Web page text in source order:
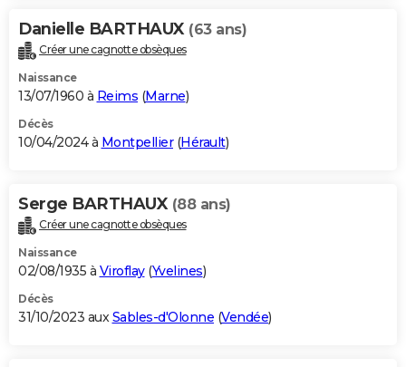
Carte de Noël
Carte Bonne année
Carte Saint-Valentin
Carte Pâques
Carte d'anniversaire
DICTIONNAIRE
Dictionnaire
Biographies
Citations
Expressions
Proverbes
PROGRAMME TV
S'inscrire
Se connecter
Lycées
Collèges
Primaires
Universités
Entreprises
Service militaire
Avis de recherche
AVIS DE DÉCÈS
Bricolage
Lifestyle
Culture
Sport
Auto
Television
Voyage
Cinema
Danielle BARTHAUX (63 ans)
Créer une cagnotte obsèques
Naissance
13/07/1960 à Reims (Marne)
Décès
10/04/2024 à Montpellier(Hérault)
Serge BARTHAUX (88 ans)
Créer une cagnotte obsèques
Naissance
02/08/1935 à Viroflay(Yvelines)
Décès
31/10/2023 auxSables-d'Olonne (Vendée)